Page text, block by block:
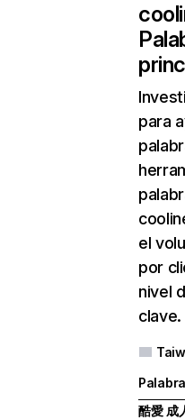
para
el
por
nivel
clave.
酷愛 成